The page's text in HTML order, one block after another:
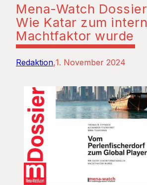
Mena-Watch
Wie Katar zum
Machtfaktor wurde
Redaktion 1. November 2024